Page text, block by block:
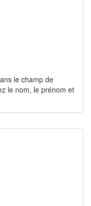
le champ de
le nom, le prénom et